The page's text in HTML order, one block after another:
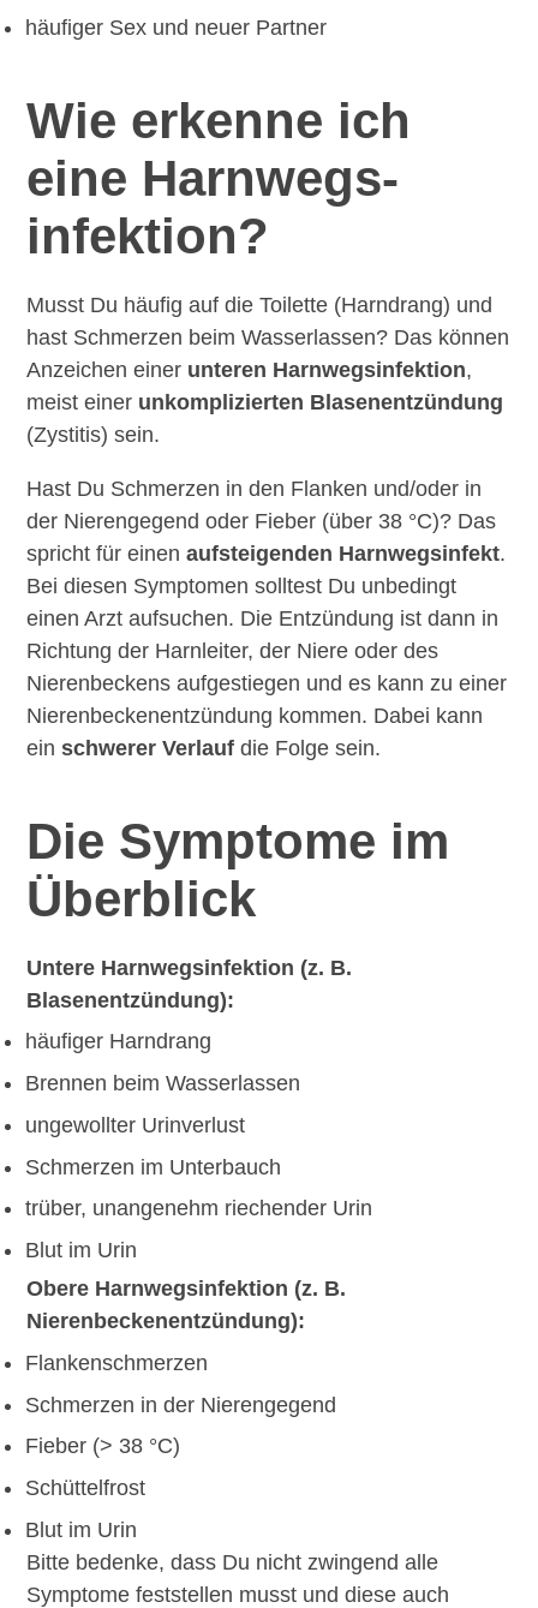
häufiger Sex und neuer Partner
Wie erkenne ich
eine Harnwegs­
infektion?
Musst Du häufig auf die Toilette (Harndrang) und
hast Schmerzen beim Wasserlassen? Das können
Anzeichen einer unteren Harnwegsinfektion,
meist einer unkomplizierten Blasenentzündung
(Zystitis) sein.
Hast Du Schmerzen in den Flanken und/oder in
der Nierengegend oder Fieber (über 38 °C)? Das
spricht für einenaufsteigenden Harnwegsinfekt.
Bei diesen Symptomen solltest Du unbedingt
einen Arzt aufsuchen. Die Entzündung ist dann in
Richtung der Harnleiter, der Niere oder des
Nierenbeckens aufgestiegen und es kann zu einer
Nierenbeckenentzündung kommen. Dabei kann
einschwerer Verlauf die Folge sein.
Die Symptome im
Überblick
Untere Harnwegsinfektion (z. B.
Blasenentzündung):
häufiger Harndrang
Brennen beim Wasserlassen
ungewollter Urinverlust
Schmerzen im Unterbauch
trüber, unangenehm riechender Urin
Blut im Urin
Obere Harnwegsinfektion (z. B.
Nierenbeckenentzündung):
Flankenschmerzen
Schmerzen in der Nierengegend
Fieber (> 38 °C)
Schüttelfrost
Blut im Urin
Bitte bedenke, dass Du nicht zwingend alle
Symptome feststellen musst und diese auch